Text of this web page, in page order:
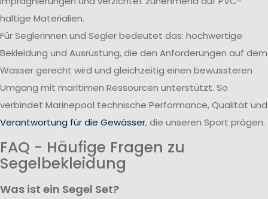
haltige Materialien.
Für Seglerinnen und Segler bedeutet das: hochwertige
Bekleidung und Ausrüstung, die den Anforderungen auf dem
Wasser gerecht wird und gleichzeitig einen bewussteren
Umgang mit maritimen Ressourcen unterstützt. So
verbindet Marinepool technische Performance, Qualität und
Verantwortung für die Gewässer, die unseren Sport prägen.
FAQ - Häufige Fragen zu
Segelbekleidung
Was ist ein Segel Set?